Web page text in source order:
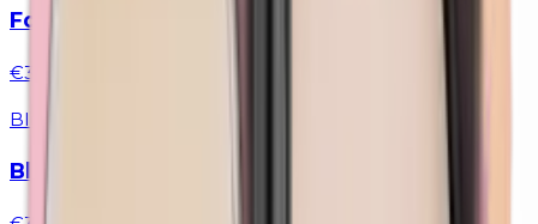
Foundation | 722 Alabaster
€37,95
Blush
Blush | 872 Pink